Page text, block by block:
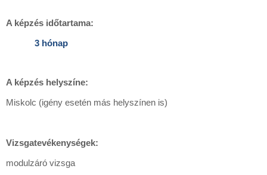
A képzés időtartama:
3 hónap
A képzés helyszíne:
Miskolc (igény esetén más helyszínen is)
Vizsgatevékenységek:
modulzáró vizsga